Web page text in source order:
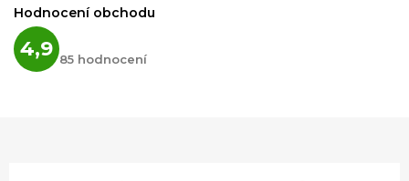
Hodnocení obchodu
4,9 hodnocení
obchodu
85 hodnocení